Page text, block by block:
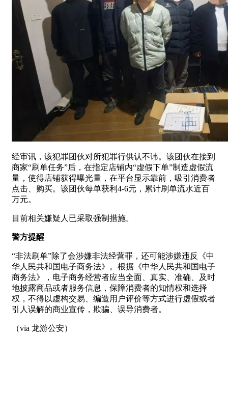
经审讯，该犯罪团伙对所犯罪行供认不讳。该团伙在接到
商家“刷单任务”后，在指定店铺内“虚假下单”制造虚假流
量，使得店铺获得曝光量，在平台显示靠前，吸引消费者
点击、购买。该团伙每单获利4-6元，累计刷单流水近百
万元。
目前相关嫌疑人已采取强制措施。
警方提醒
“非法刷单”除了会涉嫌非法经营罪，还可能涉嫌违反《中
华人民共和国电子商务法》。根据《中华人民共和国电子
商务法》，电子商务经营者应当全面、真实、准确、及时
地披露商品或者服务信息，保障消费者的知情权和选择
权，不得以虚构交易、编造用户评价等方式进行虚假或者
引人误解的商业宣传，欺骗、误导消费者。
（via 龙游公安）